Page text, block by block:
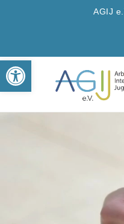
Werkzeugleiste öffnen
AGIJ